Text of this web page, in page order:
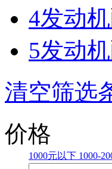
4发动
5发动
清空筛选
价格
1000元以下 1000-